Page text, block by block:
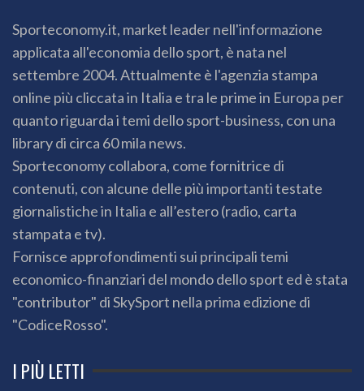
Sporteconomy.it, market leader nell'informazione
applicata all'economia dello sport, è nata nel
settembre 2004. Attualmente è l'agenzia stampa
online più cliccata in Italia e tra le prime in Europa per
quanto riguarda i temi dello sport-business, con una
library di circa 60 mila news.
Sporteconomy collabora, come fornitrice di
contenuti, con alcune delle più importanti testate
giornalistiche in Italia e all’estero (radio, carta
stampata e tv).
Fornisce approfondimenti sui principali temi
economico-finanziari del mondo dello sport ed è stata
"contributor" di SkySport nella prima edizione di
"CodiceRosso".
I PIÙ LETTI